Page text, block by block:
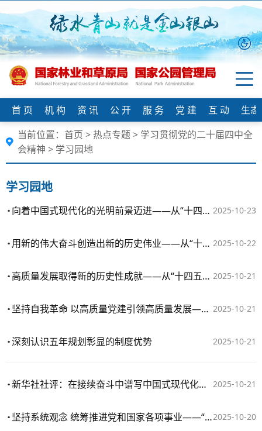
首 页 机 构 资 讯 公 开 服 务 党 建 互 动
生
当前位置： 首页 > 热点专题> 学习贯彻党的二十届四中全
会精神 > 学习园地
学习园地
2025-10-23
向着中国式现代化的光明前景迈进——从“十四五”看中国信心
2025-10-22
用新的伟大奋斗创造出新的历史伟业——从“十四五”看中国力量
2025-10-21
高质量发展取得新的历史性成就——从“十四五”看中国答卷
2025-10-21
坚持自我革命 以高质量党建引领高质量发展——“十四五”时期经济社会发展实践与启示述评之七
2025-10-21
深刻认识五年规划彰显的制度优势
2025-10-21
新华社社评：在接续奋斗中谱写中国式现代化新篇章
2025-10-20
坚持系统观念 统筹推进党和国家各项事业——“十四五”时期经济社会发展实践与启示述评之六